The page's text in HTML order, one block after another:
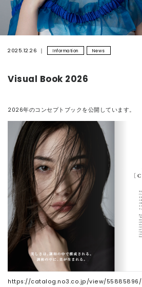
2025.12.26 Information News
Visual Book 2026
2026年のコンセプトブックを公開しています。
https://catalog.no3.co.jp/view/55885896/
미용실용
회사
연락처